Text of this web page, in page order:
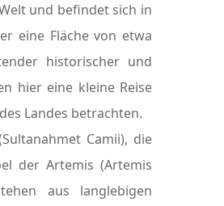
und befindet sich in
eine Fläche von etwa
historischer und
hier eine kleine Reise
Landes betrachten.
Camii), die
der Artemis (Artemis
aus langlebigen